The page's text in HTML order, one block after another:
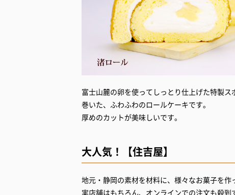
富士山麓の卵を使ってしっとり仕上げた特製
巻いた、ふわふわのロールケーキです。
厚めのカットが美味しいです。
大人気！【住吉屋】
地元・静岡の素材を材料に、様々なお菓子を作
実店舗はもちろん、オンラインでの注文も殺到